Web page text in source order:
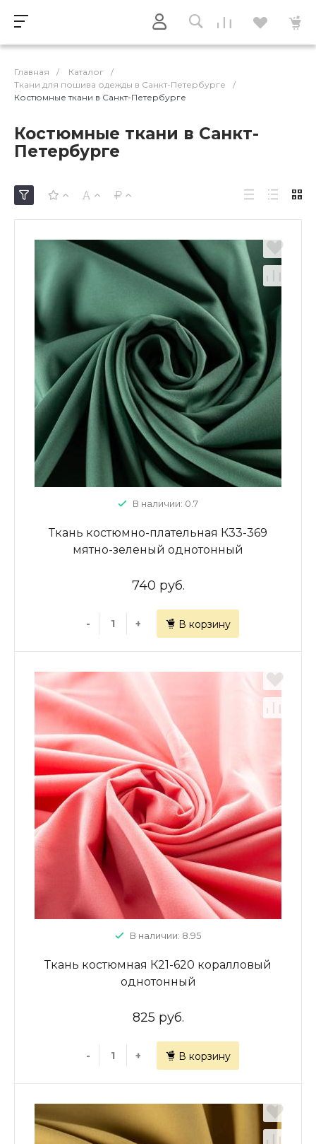
Главная / Каталог
/
Ткани для пошива одежды в Санкт-Петербурге
/
Костюмные ткани в Санкт-Петербурге
Костюмные ткани в Санкт-
Петербурге
В наличии: 0.7
Ткань костюмно-плательная К33-369
мятно-зеленый однотонный
740 руб.
- + В корзину
В наличии: 8.95
Ткань костюмная К21-620 коралловый
однотонный
825 руб.
- + В корзину